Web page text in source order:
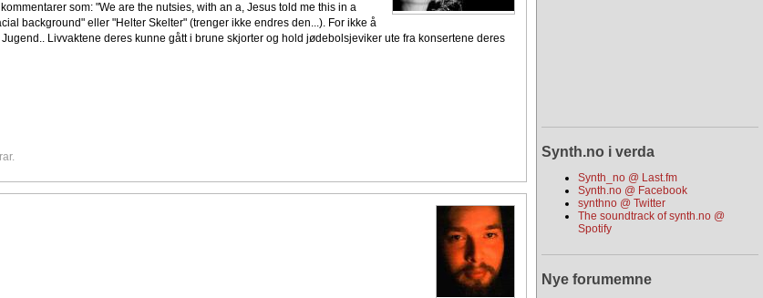
som: "We are the nutsies, with an a, Jesus told me this in a
background" eller "Helter Skelter" (trenger ikke endres den...). For ikke å
Livvaktene deres kunne gått i brune skjorter og hold jødebolsjeviker ute fra konsertene deres
Synth.no i verda
Synth_no @ Last.fm
Synth.no @ Facebook
synthno @ Twitter
The soundtrack of synth.no @
Spotify
Nye forumemne